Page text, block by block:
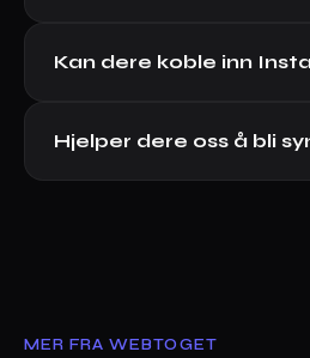
Kan dere koble inn
Hjelper dere oss å bli
MER FRA WEBTOGET